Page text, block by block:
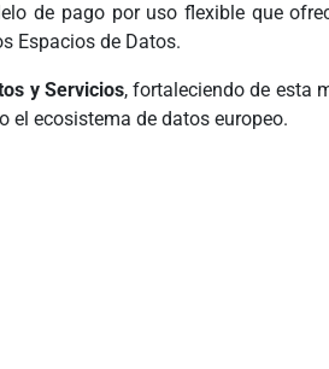
de pago por uso flexible que
Espacios de Datos.
y Servicios, fortaleciendo de esta
ecosistema de datos europeo.